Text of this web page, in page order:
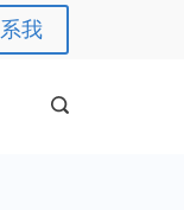
我